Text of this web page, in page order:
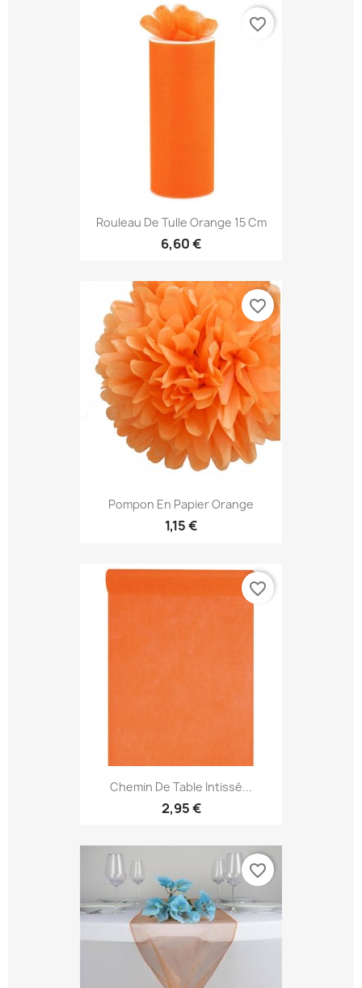
Rouleau De Tulle Orange 15 Cm
6,60 €
favorite_border
Pompon En Papier Orange
1,15 €
favorite_border
Chemin De Table Intissé...
2,95 €
favorite_border
favorite_border